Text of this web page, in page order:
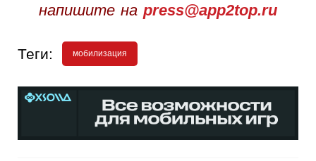
напишите на press@app2top.ru
Теги: мобилизация